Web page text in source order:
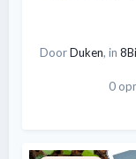
DoorDuken, in
0